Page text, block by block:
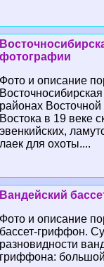
фотографии
Фото и описание
районах
Востока в 19 веке
эвенкийских,
лаек для охоты....
Вандейский
Фото и описание
бассет-гриффон.
разновидности
гриффона: